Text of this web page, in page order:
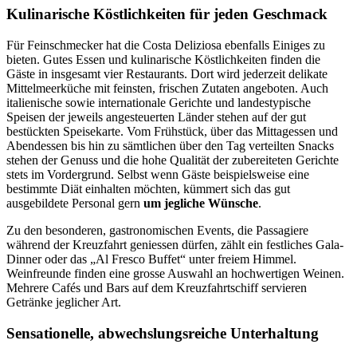
Kulinarische Köstlichkeiten für jeden Geschmack
Für Feinschmecker hat die Costa Deliziosa ebenfalls Einiges zu
bieten. Gutes Essen und kulinarische Köstlichkeiten finden die
Gäste in insgesamt vier Restaurants. Dort wird jederzeit delikate
Mittelmeerküche mit feinsten, frischen Zutaten angeboten. Auch
italienische sowie internationale Gerichte und landestypische
Speisen der jeweils angesteuerten Länder stehen auf der gut
bestückten Speisekarte. Vom Frühstück, über das Mittagessen und
Abendessen bis hin zu sämtlichen über den Tag verteilten Snacks
stehen der Genuss und die hohe Qualität der zubereiteten Gerichte
stets im Vordergrund. Selbst wenn Gäste beispielsweise eine
bestimmte Diät einhalten möchten, kümmert sich das gut
ausgebildete Personal gern um jegliche Wünsche.
Zu den besonderen, gastronomischen Events, die Passagiere
während der Kreuzfahrt geniessen dürfen, zählt ein festliches Gala-
Dinner oder das „Al Fresco Buffet“ unter freiem Himmel.
Weinfreunde finden eine grosse Auswahl an hochwertigen Weinen.
Mehrere Cafés und Bars auf dem Kreuzfahrtschiff servieren
Getränke jeglicher Art.
Sensationelle, abwechslungsreiche Unterhaltung